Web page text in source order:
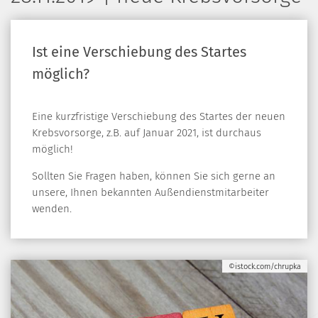
Ist eine Verschiebung des Startes
möglich?
Eine kurzfristige Verschiebung des Startes der neuen
Krebsvorsorge, z.B. auf Januar 2021, ist durchaus
möglich!
Sollten Sie Fragen haben, können Sie sich gerne an
unsere, Ihnen bekannten Außendienstmitarbeiter
wenden.
©istock.com/chrupka